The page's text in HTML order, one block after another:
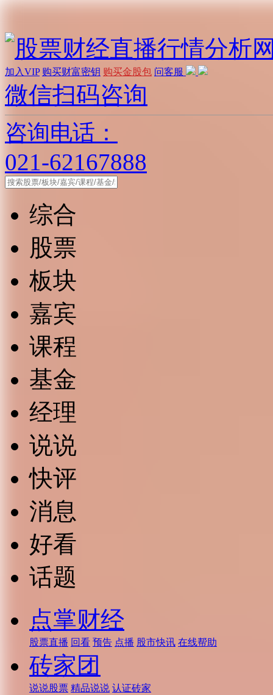
加入VIP 购买财富密钥 购买金股包 问客服
微信扫码咨询
咨询电话：
021-62167888
综合
股票
板块
嘉宾
课程
基金
经理
说说
快评
消息
好看
话题
点掌财经
股票直播 回看 预告 点播 股市快讯 在线帮助
砖家团
说说股票 精品说说 认证砖家